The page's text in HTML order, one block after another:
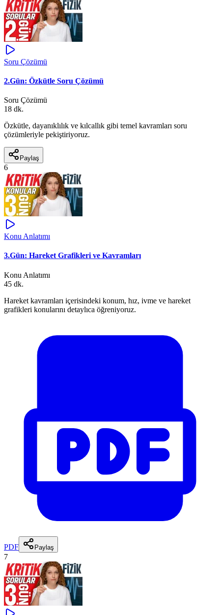
Soru Çözümü
2.Gün: Özkütle Soru Çözümü
Soru Çözümü
18 dk.
Özkütle, dayanıklılık ve kılcallık gibi temel kavramları soru
çözümleriyle pekiştiriyoruz.
Paylaş
6
Konu Anlatımı
3.Gün: Hareket Grafikleri ve Kavramları
Konu Anlatımı
45 dk.
Hareket kavramları içerisindeki konum, hız, ivme ve hareket
grafikleri konularını detaylıca öğreniyoruz.
PDF Paylaş
7